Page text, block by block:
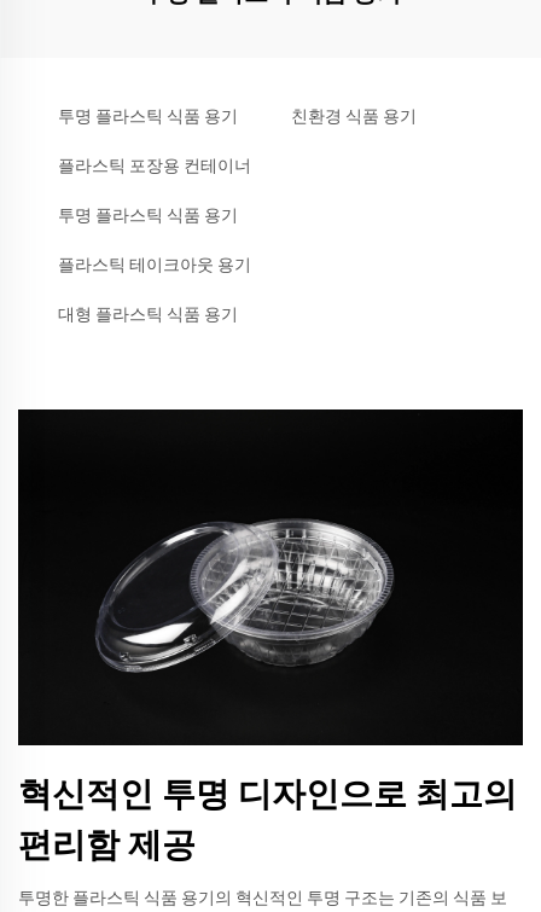
투명 플라스틱 식품 용기 친환경 식품 용기
플라스틱 포장용 컨테이너
투명 플라스틱 식품 용기
플라스틱 테이크아웃 용기
대형 플라스틱 식품 용기
혁신적인 투명 디자인으로 최고의
편리함 제공
투명한 플라스틱 식품 용기의 혁신적인 투명 구조는 기존의 식품 보